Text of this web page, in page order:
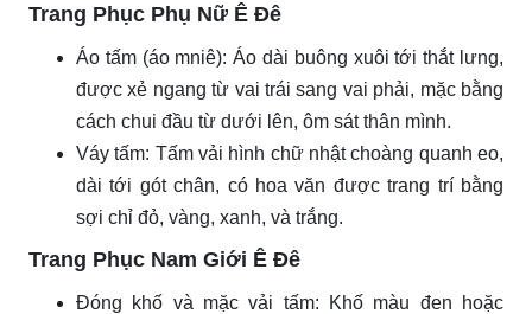
Trang Phục Phụ Nữ Ê Đê
Áo tấm (áo mniê): Áo dài buông xuôi tới thắt lưng,
được xẻ ngang từ vai trái sang vai phải, mặc bằng
cách chui đầu từ dưới lên, ôm sát thân mình.
Váy tấm: Tấm vải hình chữ nhật choàng quanh eo,
dài tới gót chân, có hoa văn được trang trí bằng
sợi chỉ đỏ, vàng, xanh, và trắng.
Trang Phục Nam Giới Ê Đê
Đóng khố và mặc vải tấm: Khố màu đen hoặc